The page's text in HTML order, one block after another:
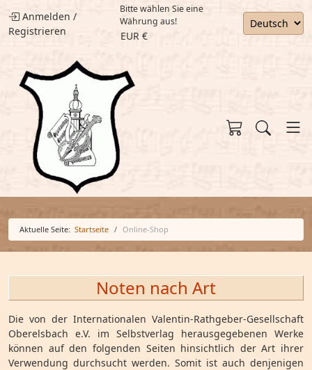
Anmelden /
Registrieren
Bitte wählen Sie eine
Währung aus!
EUR €
Aktuelle Seite: Startseite Online-Shop
Noten nach Art
Die von der Internationalen Valentin-Rathgeber-Gesellschaft
Oberelsbach e.V. im Selbstverlag herausgegebenen Werke
können auf den folgenden Seiten hinsichtlich der Art ihrer
Verwendung durchsucht werden. Somit ist auch denjenigen